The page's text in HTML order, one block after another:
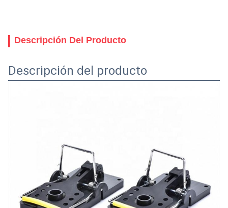
Descripción Del Producto
Descripción del producto